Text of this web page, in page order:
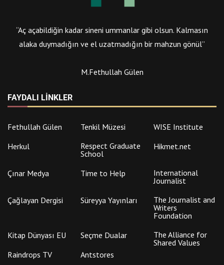
“Aç açabildiğin kadar sineni ummanlar gibi olsun. Kalmasın
alaka duymadığın ve el uzatmadığın bir mahzun gönül”
M.Fethullah Gülen
FAYDALI LINKLER
Fethullah Gülen Tenkil Müzesi
WISE Institute
Herkul
Respect Graduate
School
Hikmet.net
Çınar Medya Time to Help
International
Journalist
Çağlayan Dergisi
Süreyya Yayınları
The Journalist and
Writers
Foundation
Kitap Dünyası EU
Seçme Dualar
The Alliance for
Shared Values
Raindrops TV
Antstores